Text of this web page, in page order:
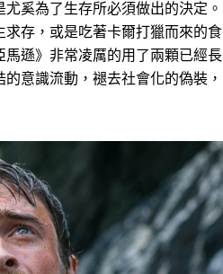
奚為了生存所必須做出的決定。
存，或是吃著卡爾打獵而來的食
遜》非常凌厲的用了兩顆已經長
意識流動，褪去社會化的偽裝，